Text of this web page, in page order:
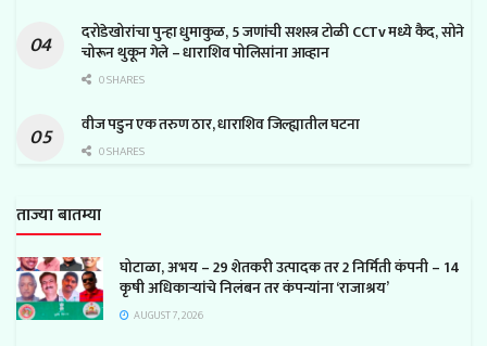
दरोडेखोरांचा पुन्हा धुमाकुळ, 5 जणांची सशस्त्र टोळी CCTv मध्ये कैद, सोने
चोरून थुकून गेले – धाराशिव पोलिसांना आव्हान
0 SHARES
वीज पडुन एक तरुण ठार, धाराशिव जिल्ह्यातील घटना
0 SHARES
ताज्या बातम्या
घोटाळा, अभय – 29 शेतकरी उत्पादक तर 2 निर्मिती कंपनी – 14
कृषी अधिकाऱ्यांचे निलंबन तर कंपन्यांना ‘राजाश्रय’
AUGUST 7, 2026